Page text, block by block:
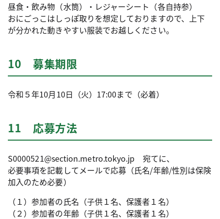
昼食・飲み物（水筒）・レジャーシート（各自持参）
おにごっこはしっぽ取りを想定しておりますので、上下
が分かれた動きやすい服装でお越しください。
10 募集期限
令和５年10月10日（火）17:00まで（必着）
11 応募方法
S0000521@section.metro.tokyo.jp 宛てに、
必要事項を記載してメールで応募（氏名/年齢/性別は保険
加入のため必要）
（１）参加者の氏名（子供１名、保護者１名）
（２）参加者の年齢（子供１名、保護者１名）